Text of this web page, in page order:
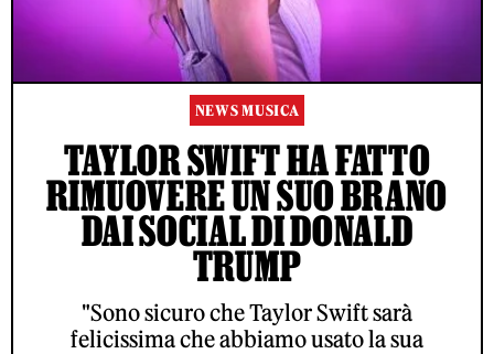
NEWS MUSICA
TAYLOR SWIFT HA FATTO
RIMUOVERE UN SUO BRANO
DAI SOCIAL DI DONALD
TRUMP
"Sono sicuro che Taylor Swift sarà
felicissima che abbiamo usato la sua